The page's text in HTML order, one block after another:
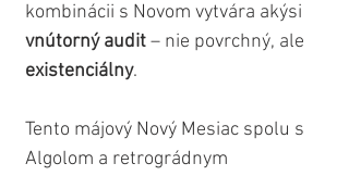
kombinácii s Novom vytvára akýsi
vnútorný audit – nie povrchný, ale
existenciálny.
Tento májový Nový Mesiac spolu s
Algolom a retrográdnym